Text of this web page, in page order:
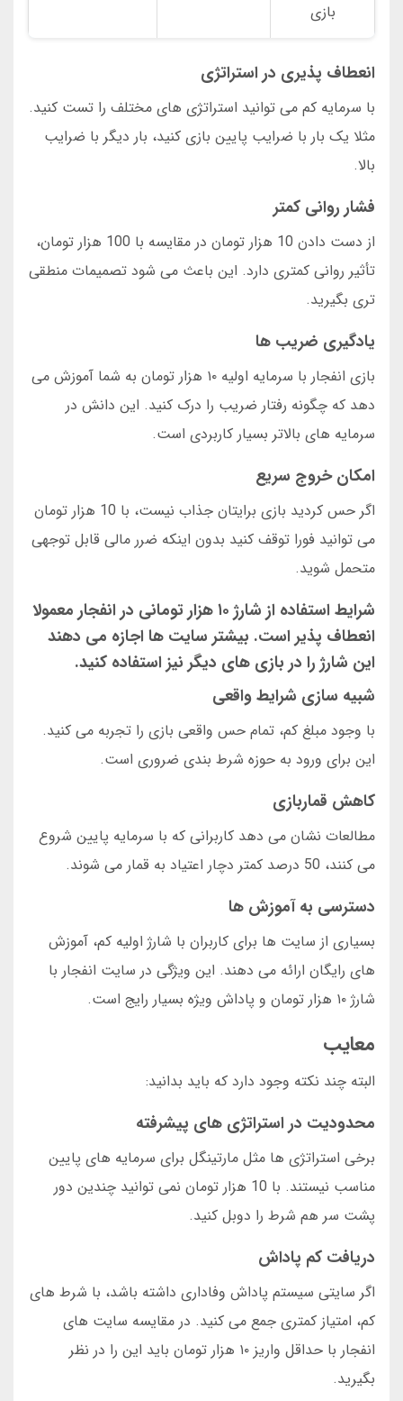
بازی
انعطاف پذیری در استراتژی
با سرمایه کم می توانید استراتژی های مختلف را تست کنید.
مثلا یک بار با ضرایب پایین بازی کنید، بار دیگر با ضرایب
بالا.
فشار روانی کمتر
از دست دادن 10 هزار تومان در مقایسه با 100 هزار تومان،
تأثیر روانی کمتری دارد. این باعث می شود تصمیمات منطقی
تری بگیرید.
یادگیری ضریب ها
بازی انفجار با سرمایه اولیه ۱۰ هزار تومان به شما آموزش می
دهد که چگونه رفتار ضریب را درک کنید. این دانش در
سرمایه های بالاتر بسیار کاربردی است.
امکان خروج سریع
اگر حس کردید بازی برایتان جذاب نیست، با 10 هزار تومان
می توانید فورا توقف کنید بدون اینکه ضرر مالی قابل توجهی
متحمل شوید.
شرایط استفاده از شارژ ۱۰ هزار تومانی در انفجار معمولا
انعطاف پذیر است. بیشتر سایت ها اجازه می دهند
این شارژ را در بازی های دیگر نیز استفاده کنید.
شبیه سازی شرایط واقعی
با وجود مبلغ کم، تمام حس واقعی بازی را تجربه می کنید.
این برای ورود به حوزه شرط بندی ضروری است.
کاهش قماربازی
مطالعات نشان می دهد کاربرانی که با سرمایه پایین شروع
می کنند، 50 درصد کمتر دچار اعتیاد به قمار می شوند.
دسترسی به آموزش ها
بسیاری از سایت ها برای کاربران با شارژ اولیه کم، آموزش
های رایگان ارائه می دهند. این ویژگی در سایت انفجار با
شارژ ۱۰ هزار تومان و پاداش ویژه بسیار رایج است.
معایب
البته چند نکته وجود دارد که باید بدانید:
محدودیت در استراتژی های پیشرفته
برخی استراتژی ها مثل مارتینگل برای سرمایه های پایین
مناسب نیستند. با 10 هزار تومان نمی توانید چندین دور
پشت سر هم شرط را دوبل کنید.
دریافت کم پاداش
اگر سایتی سیستم پاداش وفاداری داشته باشد، با شرط های
کم، امتیاز کمتری جمع می کنید. در مقایسه سایت های
انفجار با حداقل واریز ۱۰ هزار تومان باید این را در نظر
بگیرید.